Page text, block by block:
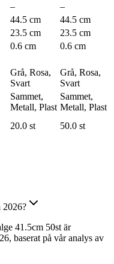
–
–
44.5 cm
44.5 cm
23.5 cm
23.5 cm
0.6 cm
0.6 cm
Grå, Rosa,
Svart
Grå, Rosa,
Svart
Sammet,
Metall, Plast
Sammet,
Metall, Plast
20.0 st 50.0 st
2026?
41.5cm 50st är
baserat på vår analys av